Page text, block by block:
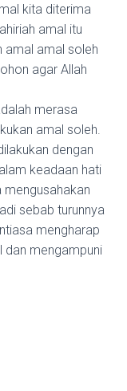
kita diterima
amal itu
amal amal soleh
agar Allah
merasa
amal soleh.
dengan
keadaan hati
sebab turunnya
mengharap
dan mengampuni